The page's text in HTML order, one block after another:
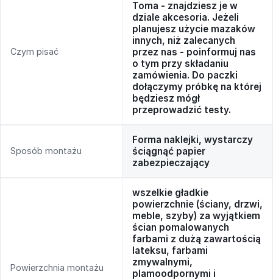
Czym pisać
Toma - znajdziesz je w
dziale akcesoria. Jeżeli
planujesz użycie mazaków
innych, niż zalecanych
przez nas - poinformuj nas
o tym przy składaniu
zamówienia. Do paczki
dołączymy próbkę na której
będziesz mógł
przeprowadzić testy.
Sposób montażu
Forma naklejki, wystarczy
ściągnąć papier
zabezpieczający
Powierzchnia montażu
wszelkie gładkie
powierzchnie (ściany, drzwi,
meble, szyby) za wyjątkiem
ścian pomalowanych
farbami z dużą zawartością
lateksu, farbami
zmywalnymi,
plamoodpornymi i